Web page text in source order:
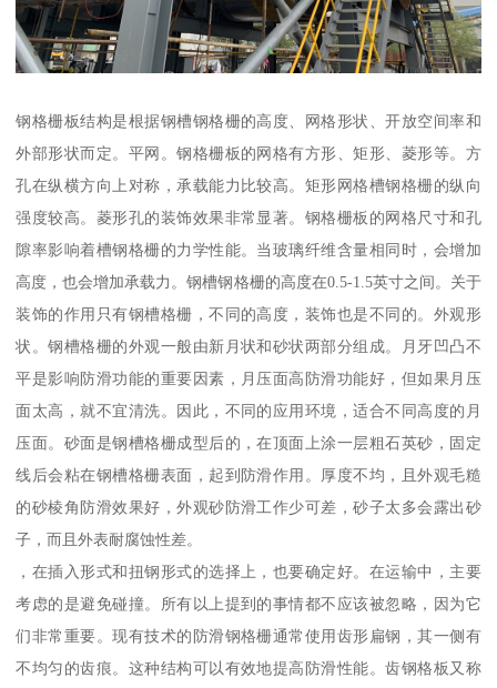
钢格栅板结构是根据钢槽钢格栅的高度、网格形状、开放空间率和
外部形状而定。平网。钢格栅板的网格有方形、矩形、菱形等。方
孔在纵横方向上对称，承载能力比较高。矩形网格槽钢格栅的纵向
强度较高。菱形孔的装饰效果非常显著。钢格栅板的网格尺寸和孔
隙率影响着槽钢格栅的力学性能。当玻璃纤维含量相同时，会增加
高度，也会增加承载力。钢槽钢格栅的高度在0.5-1.5英寸之间。关于
装饰的作用只有钢槽格栅，不同的高度，装饰也是不同的。外观形
状。钢槽格栅的外观一般由新月状和砂状两部分组成。月牙凹凸不
平是影响防滑功能的重要因素，月压面高防滑功能好，但如果月压
面太高，就不宜清洗。因此，不同的应用环境，适合不同高度的月
压面。砂面是钢槽格栅成型后的，在顶面上涂一层粗石英砂，固定
线后会粘在钢槽格栅表面，起到防滑作用。厚度不均，且外观毛糙
的砂棱角防滑效果好，外观砂防滑工作少可差，砂子太多会露出砂
子，而且外表耐腐蚀性差。
，在插入形式和扭钢形式的选择上，也要确定好。在运输中，主要
考虑的是避免碰撞。所有以上提到的事情都不应该被忽略，因为它
们非常重要。现有技术的防滑钢格栅通常使用齿形扁钢，其一侧有
不均匀的齿痕。这种结构可以有效地提高防滑性能。齿钢格板又称